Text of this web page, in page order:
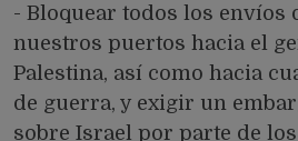
- Bloquear todos los envíos
nuestros puertos hacia el
Palestina, así como hacia
de guerra, y exigir un
sobre Israel por parte de